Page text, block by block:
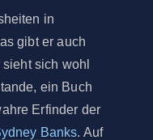
in
gibt er auch
sich wohl
ein Buch
Erfinder der
Banks. Auf